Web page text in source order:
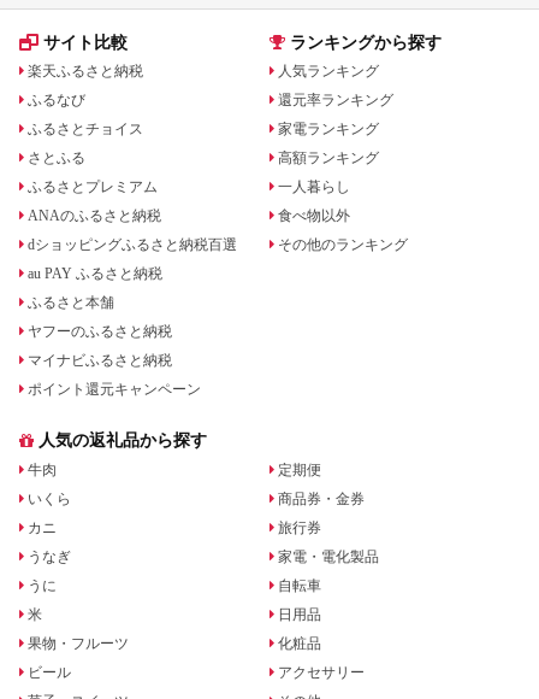
サイト比較
楽天ふるさと納税
ふるなび
ふるさとチョイス
さとふる
ふるさとプレミアム
ANAのふるさと納税
dショッピングふるさと納税百選
au PAY ふるさと納税
ふるさと本舗
ヤフーのふるさと納税
マイナビふるさと納税
ポイント還元キャンペーン
ランキングから探す
人気ランキング
還元率ランキング
家電ランキング
高額ランキング
一人暮らし
食べ物以外
その他のランキング
人気の返礼品から探す
牛肉
いくら
カニ
うなぎ
うに
米
果物・フルーツ
ビール
定期便
商品券・金券
旅行券
家電・電化製品
自転車
日用品
化粧品
アクセサリー